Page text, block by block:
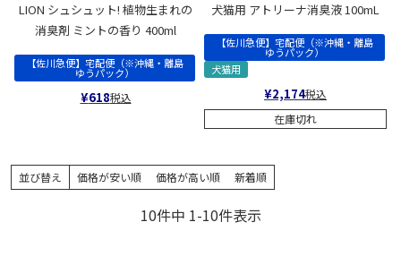
LION シュシュット! 植物生まれの
消臭剤 ミントの香り 400ml
【佐川急便】宅配便（※沖縄・離島
ゆうパック）
¥618税込
犬猫用 アトリーナ消臭液 100mL
【佐川急便】宅配便（※沖縄・離島
ゆうパック）
犬猫用
¥2,174税込
在庫切れ
並び替え 価格が安い順 価格が高い順 新着順
10件中 1-10件表示